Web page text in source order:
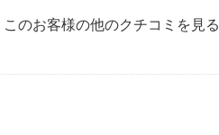
このお客様の他のクチコミを見る